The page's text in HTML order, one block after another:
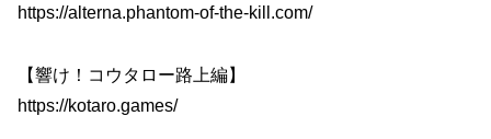
https://alterna.phantom-of-the-kill.com/
【響け！コウタロー路上編】
https://kotaro.games/